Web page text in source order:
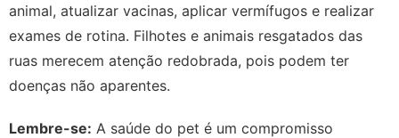
animal, atualizar vacinas, aplicar vermífugos e realizar
exames de rotina. Filhotes e animais resgatados das
ruas merecem atenção redobrada, pois podem ter
doenças não aparentes.
Lembre-se: A saúde do pet é um compromisso